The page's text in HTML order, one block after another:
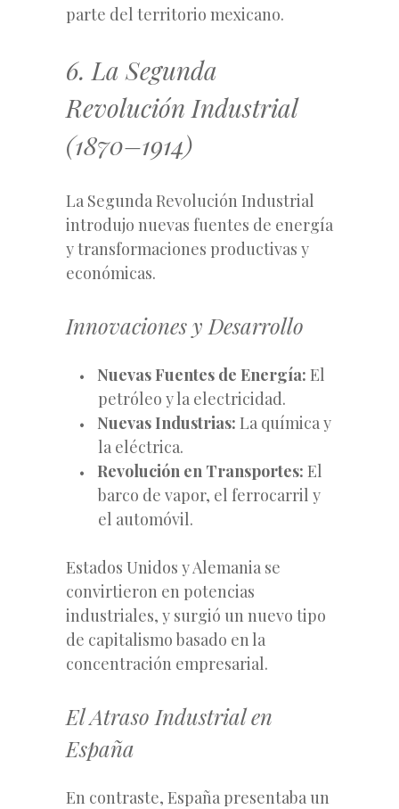
parte del territorio mexicano.
6. La Segunda
Revolución Industrial
(1870–1914)
La Segunda Revolución Industrial
introdujo nuevas fuentes de energía
y transformaciones productivas y
económicas.
Innovaciones y Desarrollo
Nuevas Fuentes de Energía: El
petróleo y la electricidad.
Nuevas Industrias: La química y
la eléctrica.
Revolución en Transportes: El
barco de vapor, el ferrocarril y
el automóvil.
Estados Unidos y Alemania se
convirtieron en potencias
industriales, y surgió un nuevo tipo
de capitalismo basado en la
concentración empresarial.
El Atraso Industrial en
España
En contraste, España presentaba un